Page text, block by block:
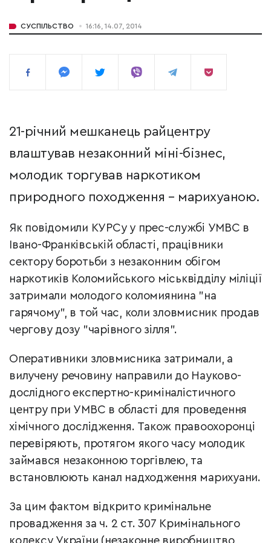
СУСПІЛЬСТВО 16:16, 14.07, 2014
21-річний мешканець райцентру
влаштував незаконний міні-бізнес,
молодик торгував наркотиком
природного походження – марихуаною.
Як повідомили КУРСу у прес-службі УМВС в
Івано-Франківській області, працівники
сектору боротьби з незаконним обігом
наркотиків Коломийського міськвідділу міліції
затримали молодого коломиянина "на
гарячому", в той час, коли зловмисник продав
чергову дозу "чарівного зілля".
Оперативники зловмисника затримали, а
вилучену речовину направили до Науково-
дослідного експертно-криміналістичного
центру при УМВС в області для проведення
хімічного дослідження. Також правоохоронці
перевіряють, протягом якого часу молодик
займався незаконною торгівлею, та
встановлюють канал надходження марихуани.
За цим фактом відкрито кримінальне
провадження за ч. 2 ст. 307 Кримінального